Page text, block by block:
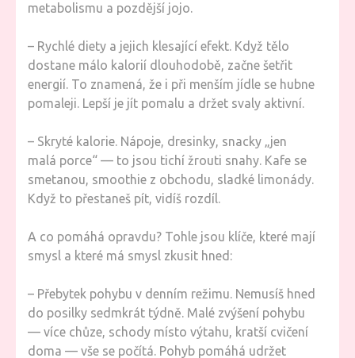
metabolismu a pozdější jojo.
– Rychlé diety a jejich klesající efekt. Když tělo
dostane málo kalorií dlouhodobě, začne šetřit
energií. To znamená, že i při menším jídle se hubne
pomaleji. Lepší je jít pomalu a držet svaly aktivní.
– Skryté kalorie. Nápoje, dresinky, snacky „jen
malá porce“ — to jsou tichí žrouti snahy. Kafe se
smetanou, smoothie z obchodu, sladké limonády.
Když to přestaneš pít, vidíš rozdíl.
A co pomáhá opravdu? Tohle jsou klíče, které mají
smysl a které má smysl zkusit hned:
– Přebytek pohybu v denním režimu. Nemusíš hned
do posilky sedmkrát týdně. Malé zvýšení pohybu
— více chůze, schody místo výtahu, kratší cvičení
doma — vše se počítá. Pohyb pomáhá udržet